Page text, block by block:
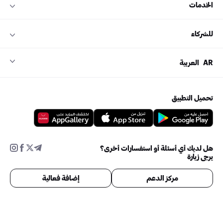
الخدمات
للشركاء
AR العربية
تحميل التطبيق
هل لديك أي أسئلة أو استفسارات أخرى؟
يرجى زيارة
مركز الدعم إضافة فعالية